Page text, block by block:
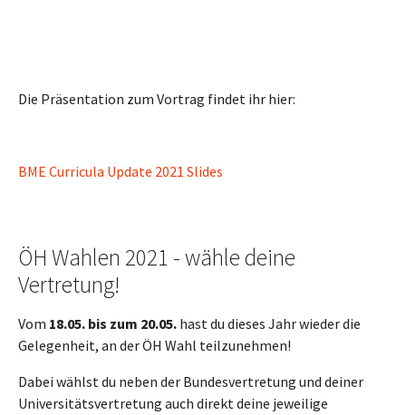
Die Präsentation zum Vortrag findet ihr hier:
BME Curricula Update 2021 Slides
ÖH Wahlen 2021 - wähle deine
Vertretung!
Vom 18.05. bis zum 20.05. hast du dieses Jahr wieder die
Gelegenheit, an der ÖH Wahl teilzunehmen!
Dabei wählst du neben der Bundesvertretung und deiner
Universitätsvertretung auch direkt deine jeweilige